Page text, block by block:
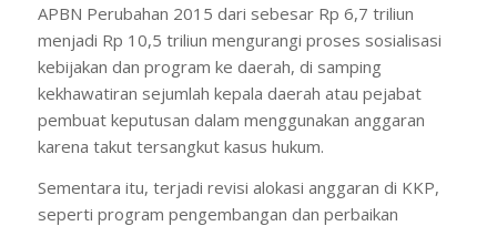
APBN Perubahan 2015 dari sebesar Rp 6,7 triliun
menjadi Rp 10,5 triliun mengurangi proses sosialisasi
kebijakan dan program ke daerah, di samping
kekhawatiran sejumlah kepala daerah atau pejabat
pembuat keputusan dalam menggunakan anggaran
karena takut tersangkut kasus hukum.
Sementara itu, terjadi revisi alokasi anggaran di KKP,
seperti program pengembangan dan perbaikan